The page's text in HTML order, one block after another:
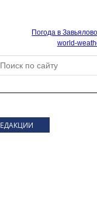
Погода в
world-